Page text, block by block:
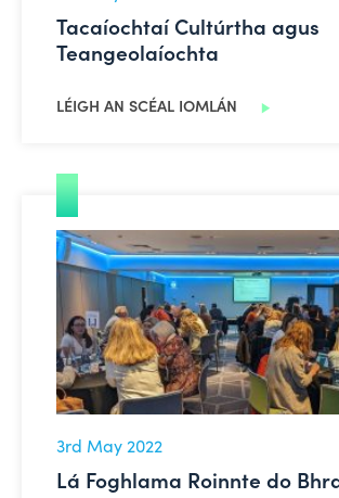
Tacaíochtaí Cultúrtha agus
Teangeolaíochta
LÉIGH AN SCÉAL IOMLÁN
Lá Foghlama Roinnte do Bhraisle
3rd May 2022
Lá Foghlama Roinnte do